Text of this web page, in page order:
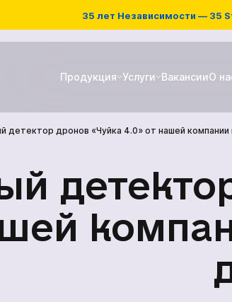
35 лет Независимости — 35
Продукция
Детекторы дронов
Услуги ВакансииО
детектор дронов «Чуйка 4.0» от нашей компании